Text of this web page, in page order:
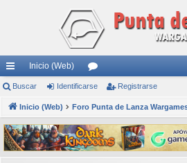
nl
ac
es
rá
Inicio (Web)
or
os
Buscar Identificarse Registrarse
Inicio (Web) Foro Punta de Lanza